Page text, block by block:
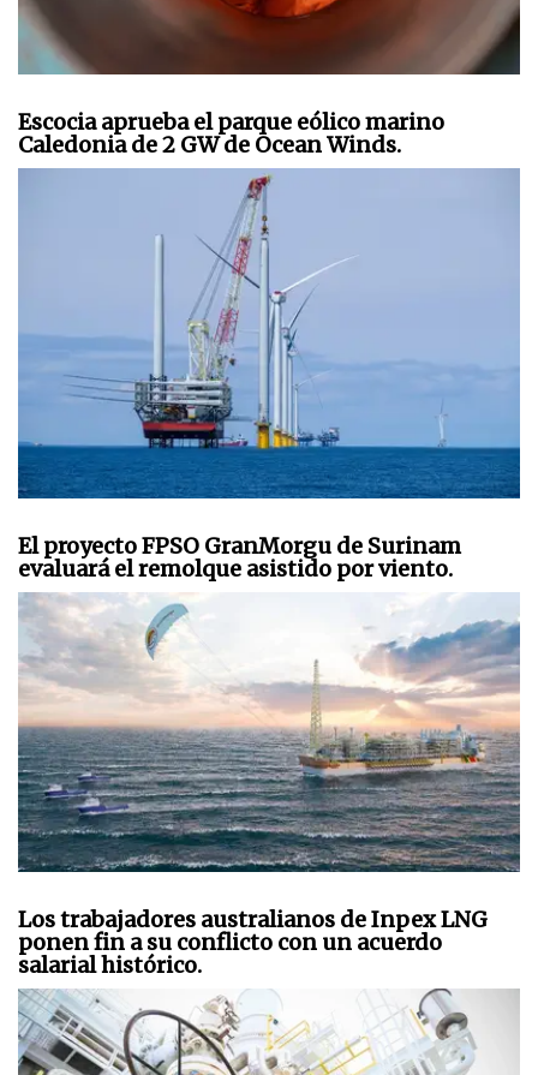
Escocia aprueba el parque eólico marino
Caledonia de 2 GW de Ocean Winds.
El proyecto FPSO GranMorgu de Surinam
evaluará el remolque asistido por viento.
Los trabajadores australianos de Inpex LNG
ponen fin a su conflicto con un acuerdo
salarial histórico.